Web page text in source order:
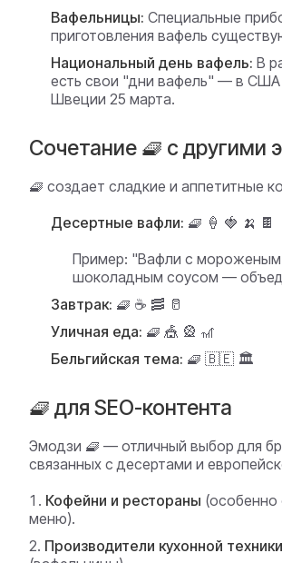
Вафельницы: Специальные
приготовления вафель
Национальный день вафель: В
есть свои "дни вафель" — в США
Швеции 25 марта.
Сочетание 🧇 с другими
🧇 создает сладкие и аппетитные
Десертные вафли: 🧇 🍦 🍓 🍌 🍫
Пример: "Вафли с мороженым
шоколадным соусом —
Завтрак: 🧇 ☕ 🥓 🥛
Уличная еда: 🧇 🎪 🎡 🎢
Бельгийская тема: 🧇 🇧🇪 🏛️
🧇 для SEO-контента
Эмодзи 🧇 — отличный выбор для
связанных с десертами и
Кофейни и рестораны (особенно
меню).
Производители кухонной техники